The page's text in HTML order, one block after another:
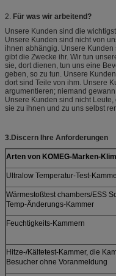
2. Für was wir arbeitend?
Unsere Kunden sind die
Unsere Kunden sind nicht von
ihnen abhängig. Unsere
gibt die Zwecke ihr. Wir tun
sie, dort dienen, tun uns eine
geben, so zu tun. Unsere
dort sind Teile von ihm. Unsere
argumentieren; niemand
Unsere Kunden sind nicht
sie zu ihnen und zu uns selbst
3.Discern Ihre Anforderungen
Arten von KOMEG-Marken-
Ultralow Temperatur-Test-
Wärmestoßtest chambers/ESS
Temp-Änderungs-Kammer
Feuchtigkeits-Kammern
Hitze-/Kältetest-Kammer, die
Besucher ohne Voranmeldung